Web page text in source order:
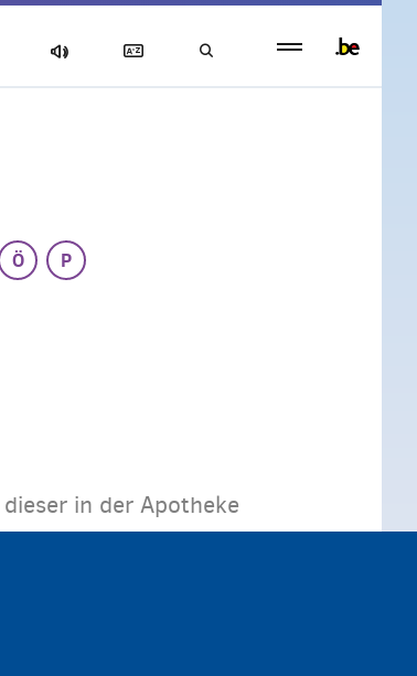
Ö
P
in der Apotheke